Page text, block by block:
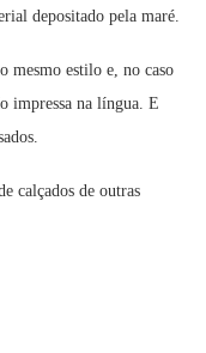
depositado pela maré.
mesmo estilo e, no caso
impressa na língua. E
calçados de outras